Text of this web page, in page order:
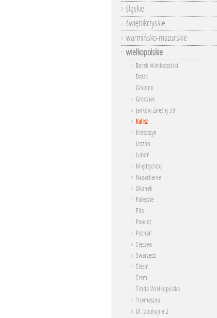
śląskie
świętokrzyskie
warmińsko-mazurskie
wielkopolskie
Borek Wielkopolski
Dolsk
Gniezno
Grodziec
Janków Zaleśny 59
Kalisz
Krotoszyn
Leszno
Luboń
Międzychód
Napachanie
Okonek
Palędzie
Piła
Powidz
Poznań
Stęszew
Swarzędz
Ślesin
Śrem
Środa Wielkopolska
Trzemeszno
Ul. Spokojna 2